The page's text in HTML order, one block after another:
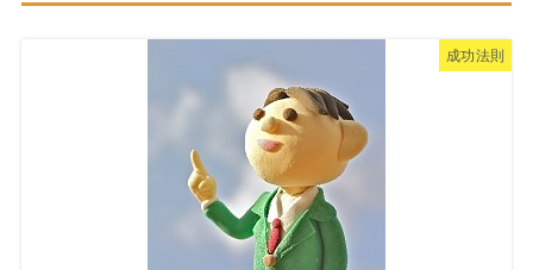
成功法則